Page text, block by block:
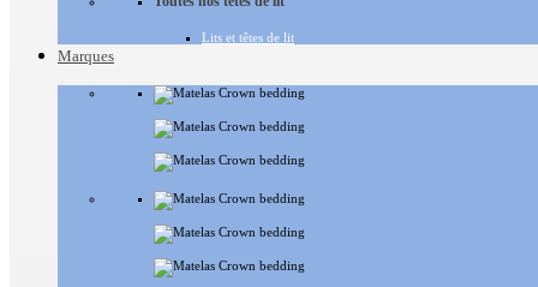
Lits et têtes de lit
Marques